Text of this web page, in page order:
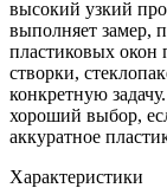
высокий узкий
выполняет замер,
пластиковых
створки,
конкретную
хороший выбор,
аккуратное
Характеристики